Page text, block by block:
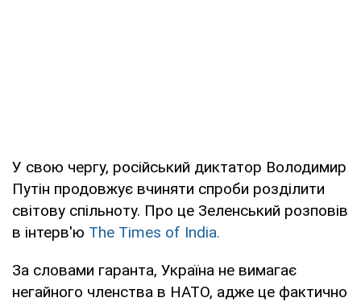
У свою чергу, російський диктатор Володимир
Путін продовжує вчиняти спроби розділити
світову спільноту. Про це Зеленський розповів
в інтерв'ю The Times of India.
За словами гаранта, Україна не вимагає
негайного членства в НАТО, адже це фактично